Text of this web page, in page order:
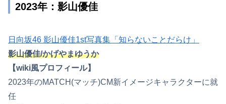
2023年：影山優佳
日向坂46 影山優佳1st写真集「知らないことだらけ」
影山優佳/かげやまゆうか
【wiki風プロフィール】
2023年のMATCH(マッチ)CM新イメージキャラクターに就
任